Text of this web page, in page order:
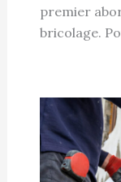
premier
bricolage.